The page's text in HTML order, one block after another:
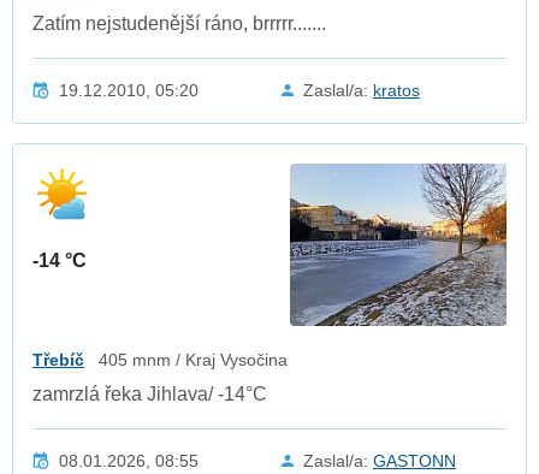
Zatím nejstudenější ráno, brrrrr.......
19.12.2010, 05:20 Zaslal/a: kratos
-14 °C
Třebíč 405 mnm / Kraj Vysočina
zamrzlá řeka Jihlava/ -14°C
08.01.2026, 08:55 Zaslal/a: GASTONN